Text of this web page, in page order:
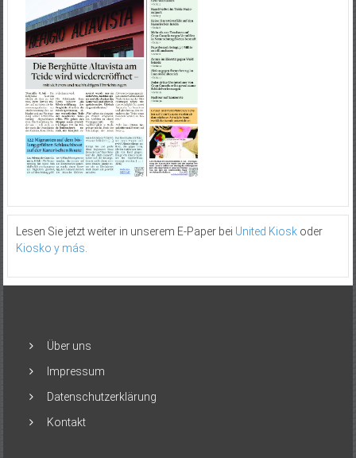
Lesen Sie jetzt weiter in unserem E-Paper bei United Kioskoder
Kiosko y más
Über uns
Impressum
Datenschutzerklärung
Kontakt